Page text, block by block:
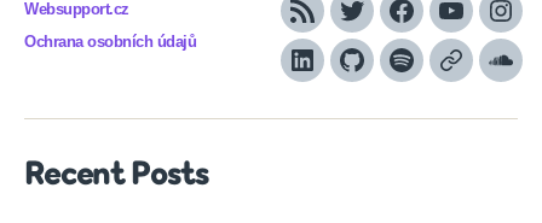
Websupport.cz
Ochrana osobních údajů
RSS TwitterFacebook
YouTube
LinkedInGithubSpotifyApple
Recent Posts